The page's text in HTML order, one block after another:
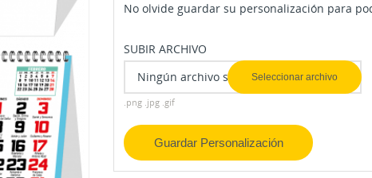
No olvide guardar su personalización para
SUBIR ARCHIVO
Ningún archivo seleccionadoSeleccionar archivo
.png .jpg .gif
Guardar Personalización